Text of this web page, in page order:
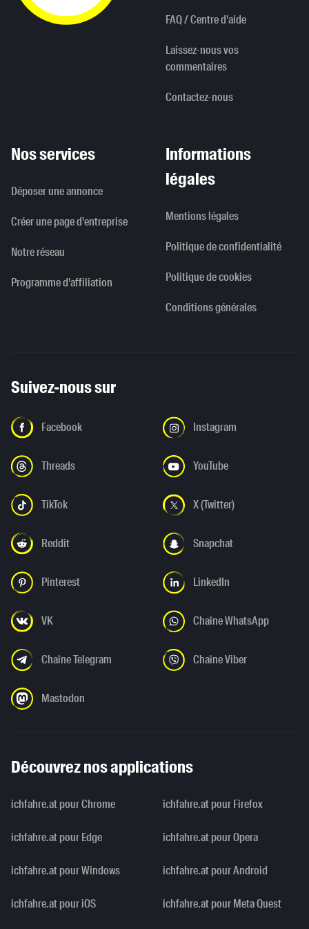
FAQ / Centre d'aide
Laissez-nous vos
commentaires
Contactez-nous
Nos services
Déposer une annonce
Créer une page d'entreprise
Notre réseau
Programme d'affiliation
Informations
légales
Mentions légales
Politique de confidentialité
Politique de cookies
Conditions générales
Suivez-nous sur
Facebook Instagram
Threads YouTube
TikTok X (Twitter)
Reddit Snapchat
Pinterest LinkedIn
VK Chaîne WhatsApp
Chaîne Telegram Chaîne Viber
Mastodon
Découvrez nos applications
ichfahre.at pour Chrome ichfahre.at pour Firefox
ichfahre.at pour Edge ichfahre.at pour Opera
ichfahre.at pour Windows ichfahre.at pour Android
ichfahre.at pour iOS ichfahre.at pour Meta Quest